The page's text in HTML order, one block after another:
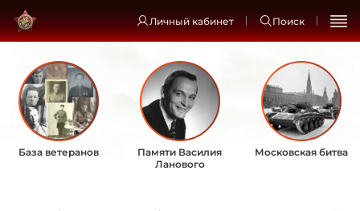
Личный кабинет Поиск
База ветеранов
Памяти Василия
Ланового
Московская битва